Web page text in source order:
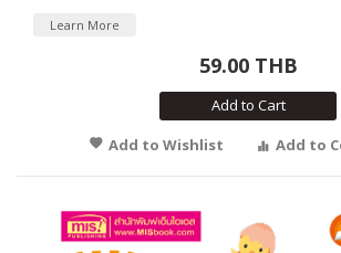
Learn More
59.00 THB
Add to Cart
Add to Wishlist
Add to